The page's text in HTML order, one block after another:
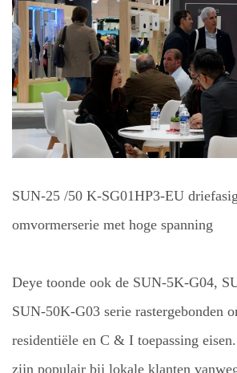
SUN-25 /50 K-SG01HP3-EU
omvormerserie met hoge spanning
Deye toonde ook de SUN-5K-G04,
SUN-50K-G03 serie rastergebonden
residentiële en C & I toepassing
zijn populair bij lokale klanten